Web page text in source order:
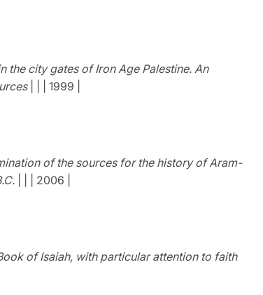
the city gates of Iron Age Palestine. An
| | | 1999 |
of the sources for the history of Aram-
| | | 2006 |
of Isaiah, with particular attention to faith